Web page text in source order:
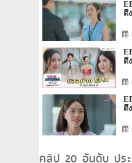
ตึ
ตึ
ตึ
คลิป 20 อันดับ ปร